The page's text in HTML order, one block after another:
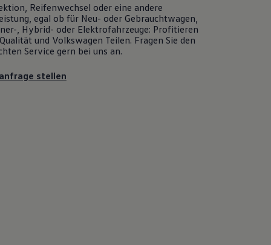
Reifenwechsel oder eine andere
egal ob für Neu- oder Gebrauchtwagen
, Hybrid- oder Elektrofahrzeuge: Profitieren
und Volkswagen Teilen. Fragen Sie den
Service gern bei uns an.
stellen